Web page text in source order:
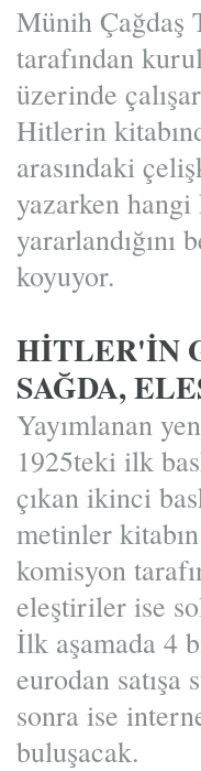
Münih Çağdaş
tarafından
üzerinde
Hitlerin
arasındaki
yazarken
yararlandığını
koyuyor.
HİTLER'İN
SAĞDA,
Yayımlanan
1925teki ilk
çıkan ikinci
metinler
komisyon
eleştiriler ise
İlk aşamada 4
eurodan satışa
sonra ise
buluşacak.